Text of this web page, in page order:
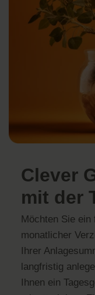
Clever
mit der
Möchten Sie
monatlicher
Ihrer
langfristig
Ihnen ein